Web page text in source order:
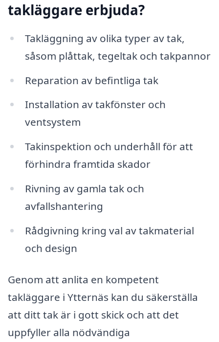
takläggare erbjuda?
Takläggning av olika typer av tak,
såsom plåttak, tegeltak och takpannor
Reparation av befintliga tak
Installation av takfönster och
ventsystem
Takinspektion och underhåll för att
förhindra framtida skador
Rivning av gamla tak och
avfallshantering
Rådgivning kring val av takmaterial
och design
Genom att anlita en kompetent
takläggare i Ytternäs kan du säkerställa
att ditt tak är i gott skick och att det
uppfyller alla nödvändiga